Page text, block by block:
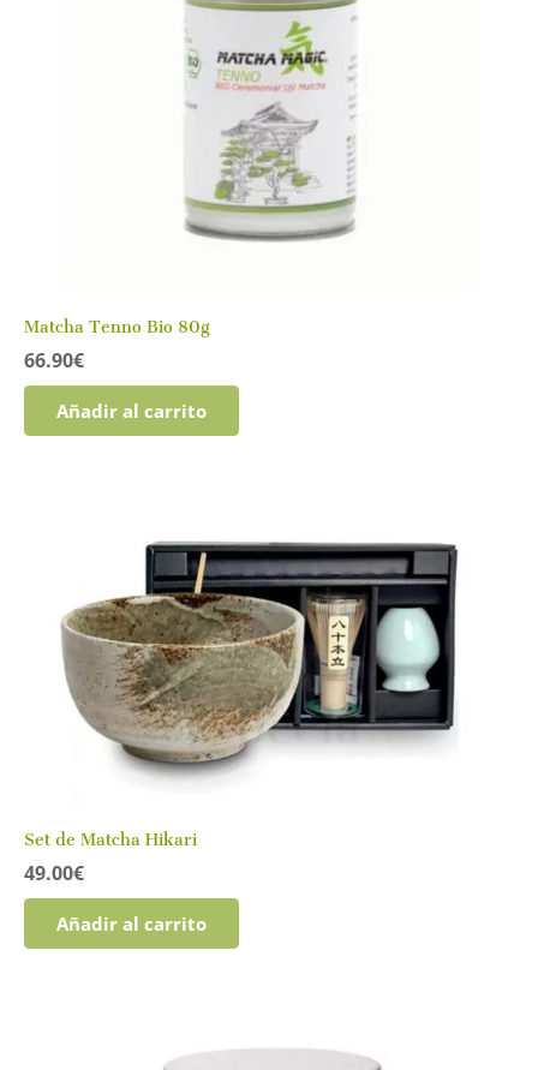
elegir
en
la
página
de
producto
Matcha Tenno Bio 80g
66.90€
Añadir al carrito
Set de Matcha Hikari
49.00€
Añadir al carrito